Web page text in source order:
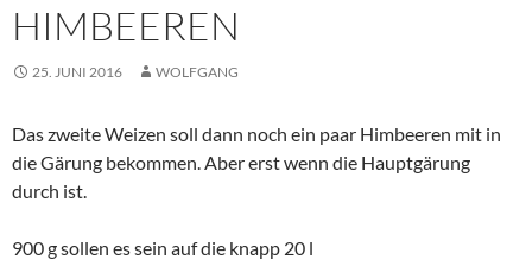
HIMBEEREN
25. JUNI 2016 WOLFGANG
Das zweite Weizen soll dann noch ein paar Himbeeren mit in
die Gärung bekommen. Aber erst wenn die Hauptgärung
durch ist.
900 g sollen es sein auf die knapp 20 l